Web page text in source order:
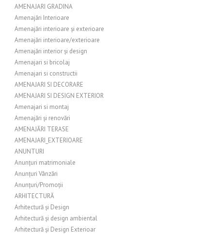
AMENAJARI GRADINA
Amenajări Interioare
Amenajări interioare și exterioare
Amenajări interioare/exterioare
Amenajări interior și design
Amenajari si bricolaj
Amenajari si constructii
AMENAJARI SI DECORARE
AMENAJARI SI DESIGN EXTERIOR
Amenajari si montaj
Amenajări și renovări
AMENAJĂRI TERASE
AMENAJARI_EXTERIOARE
ANUNTURI
Anunțuri matrimoniale
Anunțuri Vânzări
Anunțuri/Promoții
ARHITECTURĂ
Arhitectură și Design
Arhitectură și design ambiental
Arhitectură și Design Exterioar